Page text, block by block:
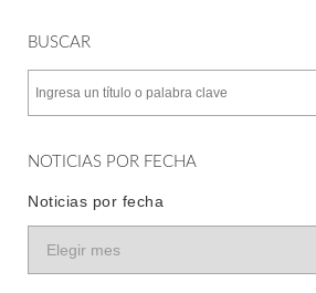
BUSCAR
NOTICIAS POR FECHA
Noticias por fecha